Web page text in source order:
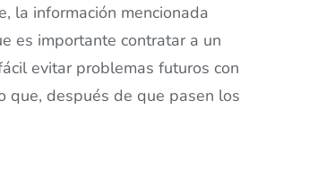
la información mencionada
es importante contratar a un
evitar problemas futuros con
que, después de que pasen los